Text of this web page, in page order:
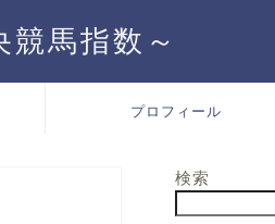
馬指数～
プロフィール
検索